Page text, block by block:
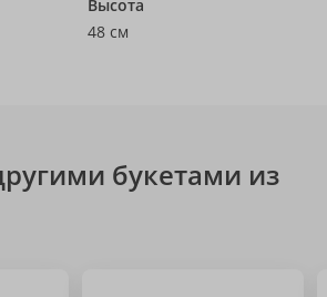
Высота
48 см
букетами из